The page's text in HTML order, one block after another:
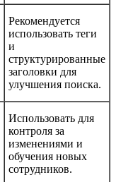
Рекомендуется
использовать теги
и
структурированные
заголовки для
улучшения поиска.
Использовать для
контроля за
изменениями и
обучения новых
сотрудников.